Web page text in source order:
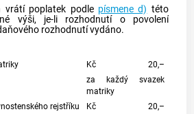
vrátí poplatek podle písmene d) této
výši, je-li rozhodnutí o povolení
rozhodnutí vydáno.
Kč
20,–
za každý svazek
matriky
rejstříku
Kč
20,–